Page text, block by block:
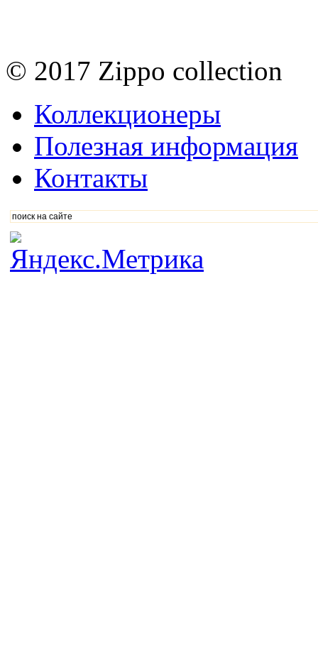
© 2017 Zippo collection
Коллекционеры
Полезная информация
Контакты